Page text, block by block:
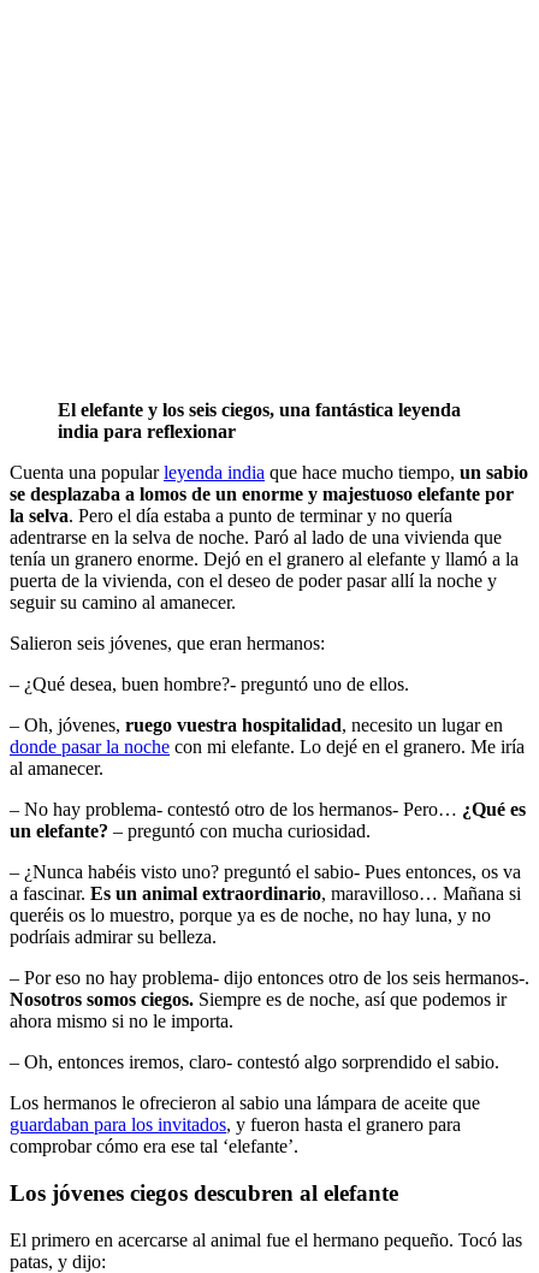
El elefante y los seis ciegos, una fantástica leyenda
india para reflexionar
Cuenta una popularleyenda india que hace mucho tiempo, un sabio
se desplazaba a lomos de un enorme y majestuoso elefante por
la selva. Pero el día estaba a punto de terminar y no quería
adentrarse en la selva de noche. Paró al lado de una vivienda que
tenía un granero enorme. Dejó en el granero al elefante y llamó a la
puerta de la vivienda, con el deseo de poder pasar allí la noche y
seguir su camino al amanecer.
Salieron seis jóvenes, que eran hermanos:
– ¿Qué desea, buen hombre?- preguntó uno de ellos.
– Oh, jóvenes, ruego vuestra hospitalidad, necesito un lugar en
donde pasar la noche con mi elefante. Lo dejé en el granero. Me iría
al amanecer.
– No hay problema- contestó otro de los hermanos- Pero… ¿Qué es
un elefante? – preguntó con mucha curiosidad.
– ¿Nunca habéis visto uno? preguntó el sabio- Pues entonces, os va
a fascinar. Es un animal extraordinario, maravilloso… Mañana si
queréis os lo muestro, porque ya es de noche, no hay luna, y no
podríais admirar su belleza.
– Por eso no hay problema- dijo entonces otro de los seis hermanos-.
Nosotros somos ciegos. Siempre es de noche, así que podemos ir
ahora mismo si no le importa.
– Oh, entonces iremos, claro- contestó algo sorprendido el sabio.
Los hermanos le ofrecieron al sabio una lámpara de aceite que
guardaban para los invitados, y fueron hasta el granero para
comprobar cómo era ese tal ‘elefante’.
Los jóvenes ciegos descubren al elefante
El primero en acercarse al animal fue el hermano pequeño. Tocó las
patas, y dijo: